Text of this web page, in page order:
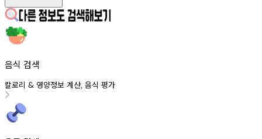
음식 검색
칼로리 & 영양정보 계산, 음식 평가